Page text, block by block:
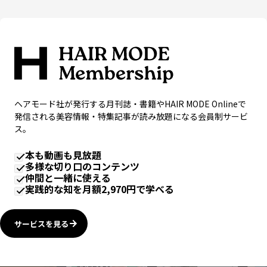
ヘアモード社が発行する月刊誌・書籍やHAIR MODE Onlineで
発信される美容情報・特集記事が読み放題になる会員制サービ
ス。
本も動画も見放題
多様な切り口のコンテンツ
仲間と一緒に使える
実践的な知を月額2,970円で学べる
サービスを見る